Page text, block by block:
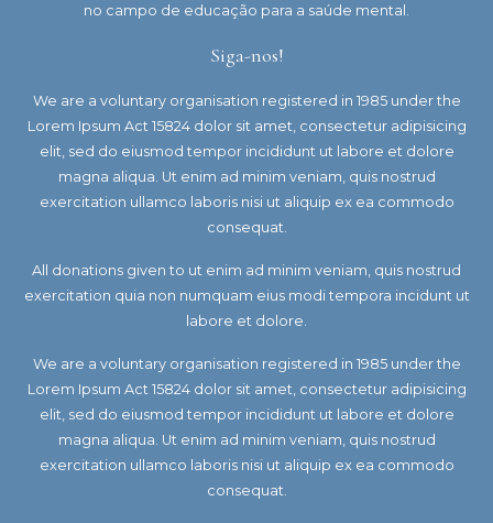
no campo de educação para a saúde mental.
Siga-nos!
We are a voluntary organisation registered in 1985 under the
Lorem Ipsum Act 15824 dolor sit amet, consectetur adipisicing
elit, sed do eiusmod tempor incididunt ut labore et dolore
magna aliqua. Ut enim ad minim veniam, quis nostrud
exercitation ullamco laboris nisi ut aliquip ex ea commodo
consequat.
All donations given to ut enim ad minim veniam, quis nostrud
exercitation quia non numquam eius modi tempora incidunt ut
labore et dolore.
We are a voluntary organisation registered in 1985 under the
Lorem Ipsum Act 15824 dolor sit amet, consectetur adipisicing
elit, sed do eiusmod tempor incididunt ut labore et dolore
magna aliqua. Ut enim ad minim veniam, quis nostrud
exercitation ullamco laboris nisi ut aliquip ex ea commodo
consequat.